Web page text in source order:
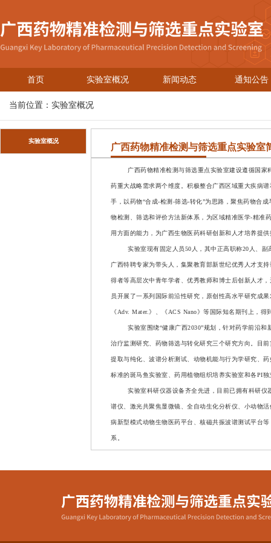
首页 实验室概况 新闻动态 通知公告
当前位置： 实验室概况
实验室概况
广西药物精准检测与筛选重点实验室
广西药物精准检测与筛选重点实验室建设遵循国家
药重大战略需求两个维度。积极整合广西区域重大疾病
手，以药物“合成-检测 -筛选-转化”为思路，聚焦药物合
物检测、筛选和评价方法新体系，为区域精准医学-精准
用方面的能力，为广西生物医药科研创新和人才培养提
实验室现有固定人员50 人，其中正高职称20 人、副
广西特聘专家为带头人，集聚教育部新世纪优秀人才支
得者等高层次中青年学者、优秀教师和博士后创新人才
员开展了一系列国际前沿性研究，原创性高水平研究成
《Adv. Mater.》、《ACS Nano》等国际知名期刊上，得
实验室围绕“健康广西2030”规划，针对药学前沿和
治疗监测研究、药物筛选与转化研究三个研究方向。目
提取与纯化、波谱分析测试、动物机能与行为学研究、
标准的斑马鱼实验室、药用植物组织培养实验室和各PI独
实验室科研仪器设备齐全先进，目前已拥有科研仪
谱仪、激光共聚焦显微镜、全自动生化分析仪、小动物
病新型模式动物生物医药平台、核磁共振波谱测试平台
系。